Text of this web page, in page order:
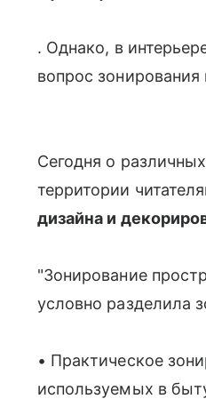
. Однако, в
вопрос зонирования
Сегодня о
территории
дизайна и
"Зонирование
условно разделила
• Практическое
используемых в